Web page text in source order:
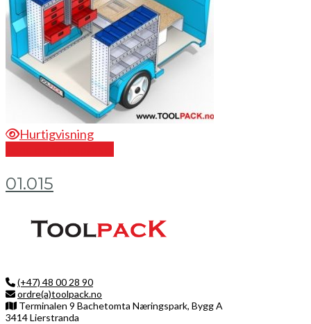
Hurtigvisning
01.015
(+47) 48 00 28 90
ordre(a)toolpack.no
Terminalen 9 Bachetomta Næringspark, Bygg A
3414 Lierstranda